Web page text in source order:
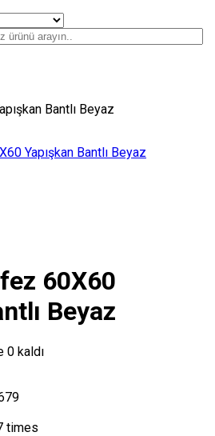
Bantlı Beyaz
Yapışkan Bantlı Beyaz
60X60
Beyaz
0 kaldı
times